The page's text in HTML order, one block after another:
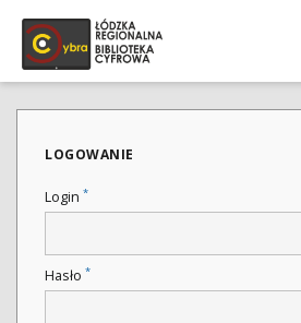
LOGOWANIE
Login *
Hasło *